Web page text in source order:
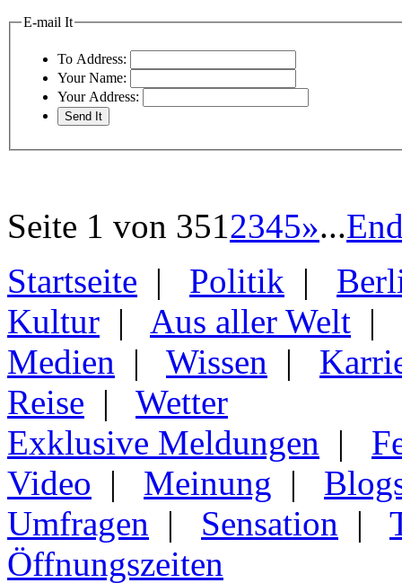
E-mail It
To Address:
Your Name:
Your Address:
Seite 1 von 351 2345»...
Startseite | Politik |
Kultur | Aus aller Welt |
Medien | Wissen |
Reise | Wetter
Exklusive Meldungen |
Video | Meinung |
Umfragen | Sensation |
Öffnungszeiten